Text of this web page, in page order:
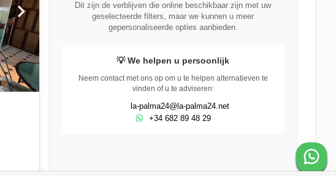
Dit zijn de verblijven die online beschikbaar zijn met uw
geselecteerde filters, maar we kunnen u meer
gepersonaliseerde opties aanbieden.
💡 We helpen u persoonlijk
Neem contact met ons op om u te helpen alternatieven te
vinden of u te adviseren:
la-palma24@la-palma24.net
+34 682 89 48 29